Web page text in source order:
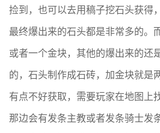
捡到，也可以去用稿子挖石头获得
最终爆出来的石头都是非常多的。
或者一个金块，其他的爆出来的还
的，石头制作成石砖，加金块就是
有点不好获取，需要玩家在地图上
那边会有发条主教或者发条骑士发